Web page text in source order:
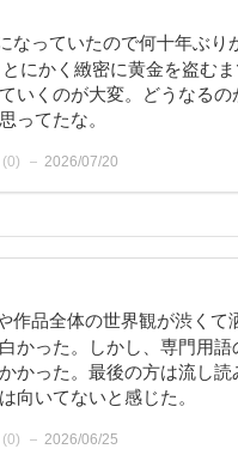
なっていたので何十年ぶり
にかく緻密に黄金を盗む
いくのが大変。どうなる
ってたな。
(0) 2026/07/20
作品全体の世界観が渋くて
かった。しかし、専門用
かった。最後の方は流し
向いてないと感じた。
(0) 2026/06/25